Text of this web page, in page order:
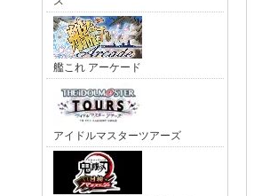
艦これ アーケード
アイドルマスターツアーズ